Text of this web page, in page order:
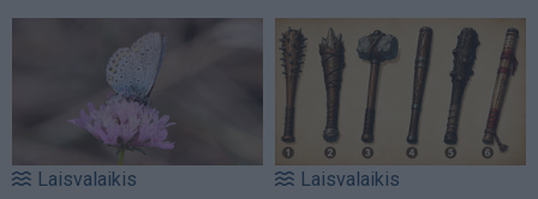
Laisvalaikis Laisvalaikis